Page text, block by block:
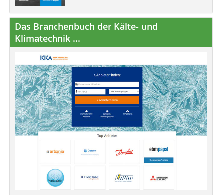
Das Branchenbuch der Kälte- und
Klimatechnik ...